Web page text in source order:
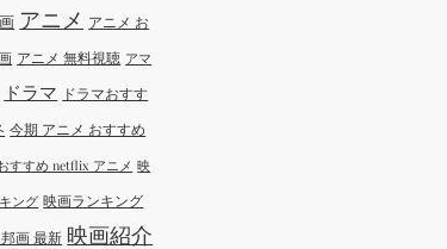
アニメ アニメ お
アニメ 無料視聴 アマ
ドラマ ドラマおすす
今期 アニメ おすすめ
すすめ netflix アニメ 映
ング 映画ランキング
画 最新 映画紹介